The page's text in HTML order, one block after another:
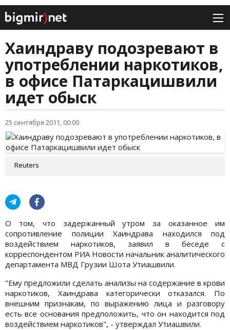
Хаиндраву подозревают в
употреблении наркотиков,
в офисе Патаркацишвили
идет обыск
25 сентября 2011, 00:00
Reuters
О том, что задержанный утром за оказанное им
сопротивление полиции Хаиндрава находился под
воздействием наркотиков, заявил в беседе с
корреспондентом РИА Новости начальник аналитического
департамента МВД Грузии Шота Утиашвили.
"Ему предложили сделать анализы на содержание в крови
наркотиков, Хаиндрава категорически отказался. По
внешним признакам, по выражению лица и разговору
есть все основания предположить, что он находится под
воздействием наркотиков", - утверждал Утиашвили.